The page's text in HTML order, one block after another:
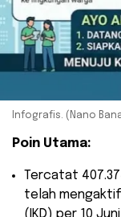
Infografis. (Nano
Poin Utama:
​Tercatat
telah
(IKD) per 10 Juni